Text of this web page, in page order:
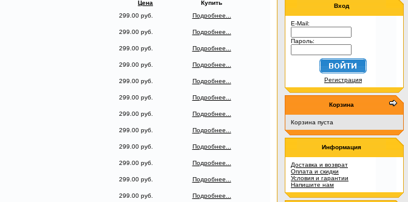
Цена
Купить
299.00 руб.
Подробнее...
299.00 руб.
Подробнее...
299.00 руб.
Подробнее...
299.00 руб.
Подробнее...
299.00 руб.
Подробнее...
299.00 руб.
Подробнее...
299.00 руб.
Подробнее...
299.00 руб.
Подробнее...
299.00 руб.
Подробнее...
299.00 руб.
Подробнее...
299.00 руб.
Подробнее...
299.00 руб.
Подробнее...
Вход
E-Mail:
Пароль:
Регистрация
Корзина
Корзина пуста
Информация
Доставка и возврат
Оплата и скидки
Условия и гарантии
Напишите нам